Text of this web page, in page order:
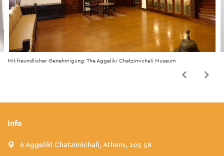
Mit freundlicher Genehmigung: The Aggeliki Chatzimichali Museum
Info
6 Aggeliki Chatzimichali, Athens, 105 58